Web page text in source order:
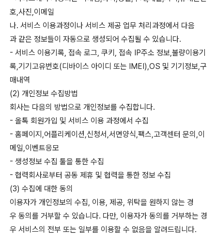
호,사진,이메일
나. 서비스 이용과정이나 서비스 제공 업무 처리과정에서 다음
과 같은 정보들이 자동으로 생성되어 수집될 수 있습니다.
- 서비스 이용기록, 접속 로그, 쿠키, 접속 IP주소 정보,불량이용기
록,기기고유번호(디바이스 아이디 또는 IMEI),OS 및 기기정보,구
매내역
(2) 개인정보 수집방법
회사는 다음의 방법으로 개인정보를 수집합니다.
- 올톡 회원가입 및 서비스 이용 과정에서 수집
- 홈페이지,어플리케이션,신청서,서면양식,팩스,고객센터 문의,이
메일,이벤트응모
- 생성정보 수집 툴을 통한 수집
- 협력회사로부터 공동 제휴 및 협력을 통한 정보 수집
(3) 수집에 대한 동의
이용자가 개인정보의 수집, 이용, 제공, 위탁을 원하지 않는 경
우 동의를 거부할 수 있습니다. 다만, 이용자가 동의를 거부하는 경
우 서비스의 전부 또는 일부를 이용할 수 없음을 알려드립니다.